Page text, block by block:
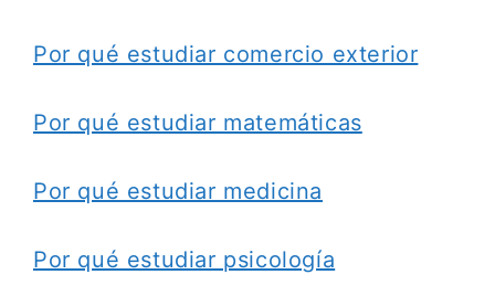
Por qué estudiar comercio exterior
Por qué estudiar matemáticas
Por qué estudiar medicina
Por qué estudiar psicología